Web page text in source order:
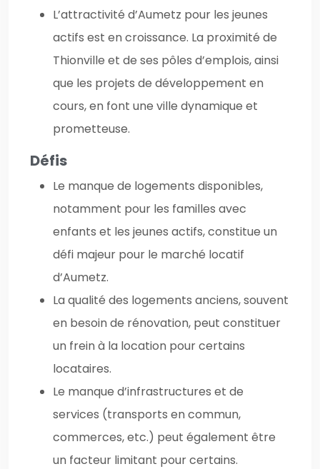
L’attractivité d’Aumetz pour les jeunes
actifs est en croissance. La proximité de
Thionville et de ses pôles d’emplois, ainsi
que les projets de développement en
cours, en font une ville dynamique et
prometteuse.
Défis
Le manque de logements disponibles,
notamment pour les familles avec
enfants et les jeunes actifs, constitue un
défi majeur pour le marché locatif
d’Aumetz.
La qualité des logements anciens, souvent
en besoin de rénovation, peut constituer
un frein à la location pour certains
locataires.
Le manque d’infrastructures et de
services (transports en commun,
commerces, etc.) peut également être
un facteur limitant pour certains.